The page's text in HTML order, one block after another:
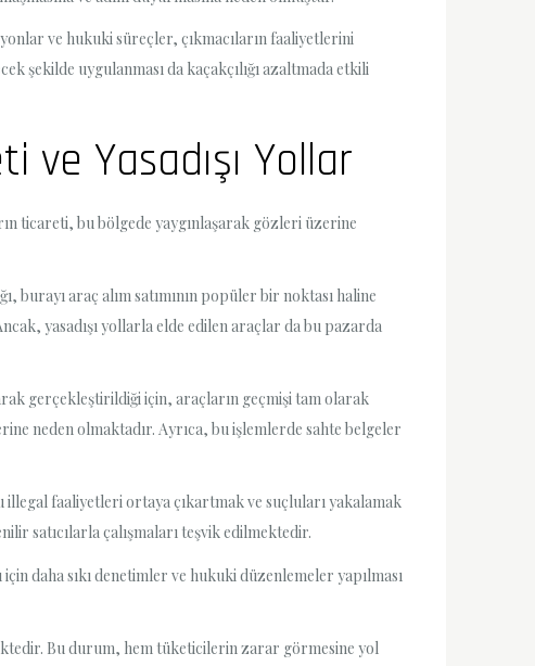
ve hukuki süreçler, çıkmacıların faaliyetlerini
şekilde uygulanması da kaçakçılığı azaltmada etkili
ve Yasadışı Yollar
ticareti, bu bölgede yaygınlaşarak gözleri üzerine
araç alım satımının popüler bir noktası haline
yasadışı yollarla elde edilen araçlar da bu pazarda
gerçekleştirildiği için, araçların geçmişi tam olarak
neden olmaktadır. Ayrıca, bu işlemlerde sahte belgeler
faaliyetleri ortaya çıkartmak ve suçluları yakalamak
satıcılarla çalışmaları teşvik edilmektedir.
daha sıkı denetimler ve hukuki düzenlemeler yapılması
Bu durum, hem tüketicilerin zarar görmesine yol